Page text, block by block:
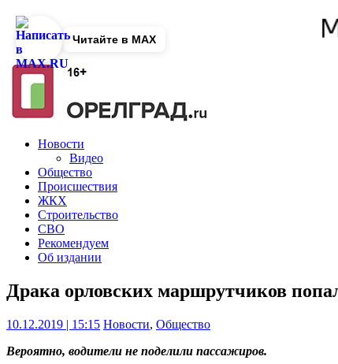
Новости
Видео
Общество
Происшествия
ЖКХ
Строительство
СВО
Рекомендуем
Об издании
Драка орловских маршрутчиков
10.12.2019 | 15:15 Новости, Общество
Вероятно, водители не поделили пассажиров.
Читайте в MAX